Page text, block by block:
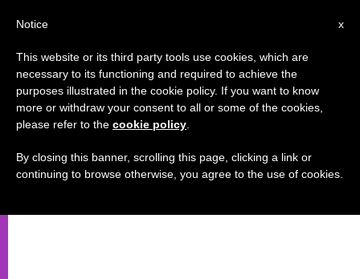
x
Notice
This website or its third party tools use cookies, which are
necessary to its functioning and required to achieve the
purposes illustrated in the cookie policy. If you want to know
more or withdraw your consent to all or some of the cookies,
please refer to the cookie policy
By closing this banner, scrolling this page, clicking a link or
continuing to browse otherwise, you agree to the use of cookies.